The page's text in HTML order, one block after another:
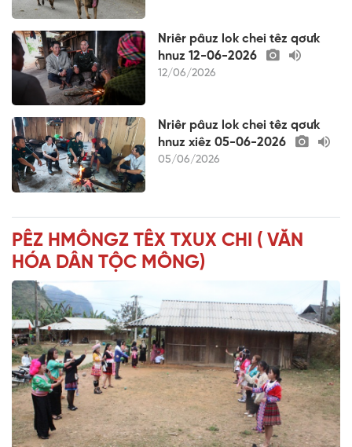
Nriêr pâuz lok chei têz qơưk
hnuz 12-06-2026
12/06/2026
Nriêr pâuz lok chei têz qơưk
hnuz xiêz 05-06-2026
05/06/2026
PÊZ HMÔNGZ TÊX TXUX CHI ( VĂN
HÓA DÂN TỘC MÔNG)